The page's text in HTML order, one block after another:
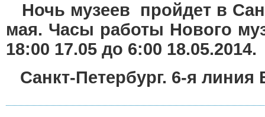
Ночь музеев пройдет в
мая. Часы работы Нового
18:00 17.05 до 6:00 18.05.2014.
Санкт-Петербург. 6-я линия